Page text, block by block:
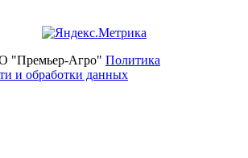
"Премьер-Агро" Политика
и обработки данных